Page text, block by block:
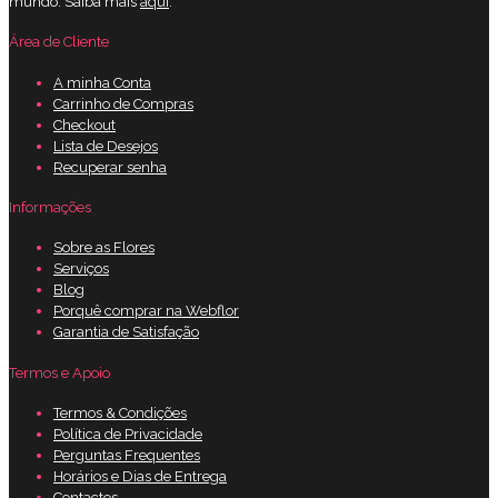
Área de Cliente
A minha Conta
Carrinho de Compras
Checkout
Lista de Desejos
Recuperar senha
Informações
Sobre as Flores
Serviços
Blog
Porquê comprar na Webflor
Garantia de Satisfação
Termos e Apoio
Termos & Condições
Política de Privacidade
Perguntas Frequentes
Horários e Dias de Entrega